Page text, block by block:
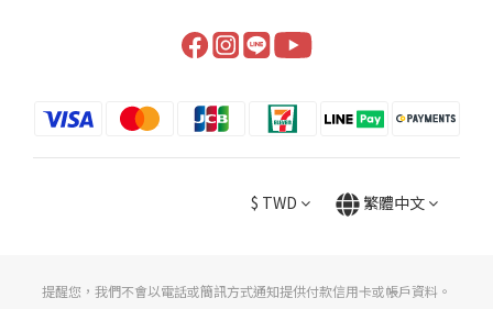
$ TWD 繁體中文
提醒您，我們不會以電話或簡訊方式通知提供付款信用卡或帳戶資料。